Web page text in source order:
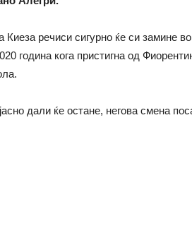
речиси сигурно ќе си замине
година кога пристигна од
дали ќе остане, негова смена